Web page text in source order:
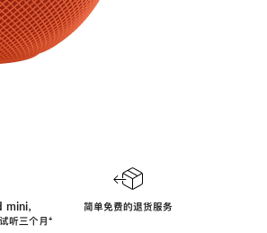
，
听三个月脚
⁺
简单免费的退货服务